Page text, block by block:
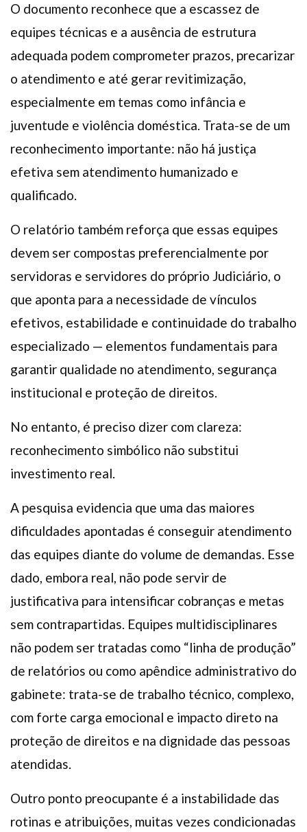
O documento reconhece que a escassez de
equipes técnicas e a ausência de estrutura
adequada podem comprometer prazos, precarizar
o atendimento e até gerar revitimização,
especialmente em temas como infância e
juventude e violência doméstica. Trata-se de um
reconhecimento importante: não há justiça
efetiva sem atendimento humanizado e
qualificado.
O relatório também reforça que essas equipes
devem ser compostas preferencialmente por
servidoras e servidores do próprio Judiciário, o
que aponta para a necessidade de vínculos
efetivos, estabilidade e continuidade do trabalho
especializado — elementos fundamentais para
garantir qualidade no atendimento, segurança
institucional e proteção de direitos.
No entanto, é preciso dizer com clareza:
reconhecimento simbólico não substitui
investimento real.
A pesquisa evidencia que uma das maiores
dificuldades apontadas é conseguir atendimento
das equipes diante do volume de demandas. Esse
dado, embora real, não pode servir de
justificativa para intensificar cobranças e metas
sem contrapartidas. Equipes multidisciplinares
não podem ser tratadas como “linha de produção”
de relatórios ou como apêndice administrativo do
gabinete: trata-se de trabalho técnico, complexo,
com forte carga emocional e impacto direto na
proteção de direitos e na dignidade das pessoas
atendidas.
Outro ponto preocupante é a instabilidade das
rotinas e atribuições, muitas vezes condicionadas